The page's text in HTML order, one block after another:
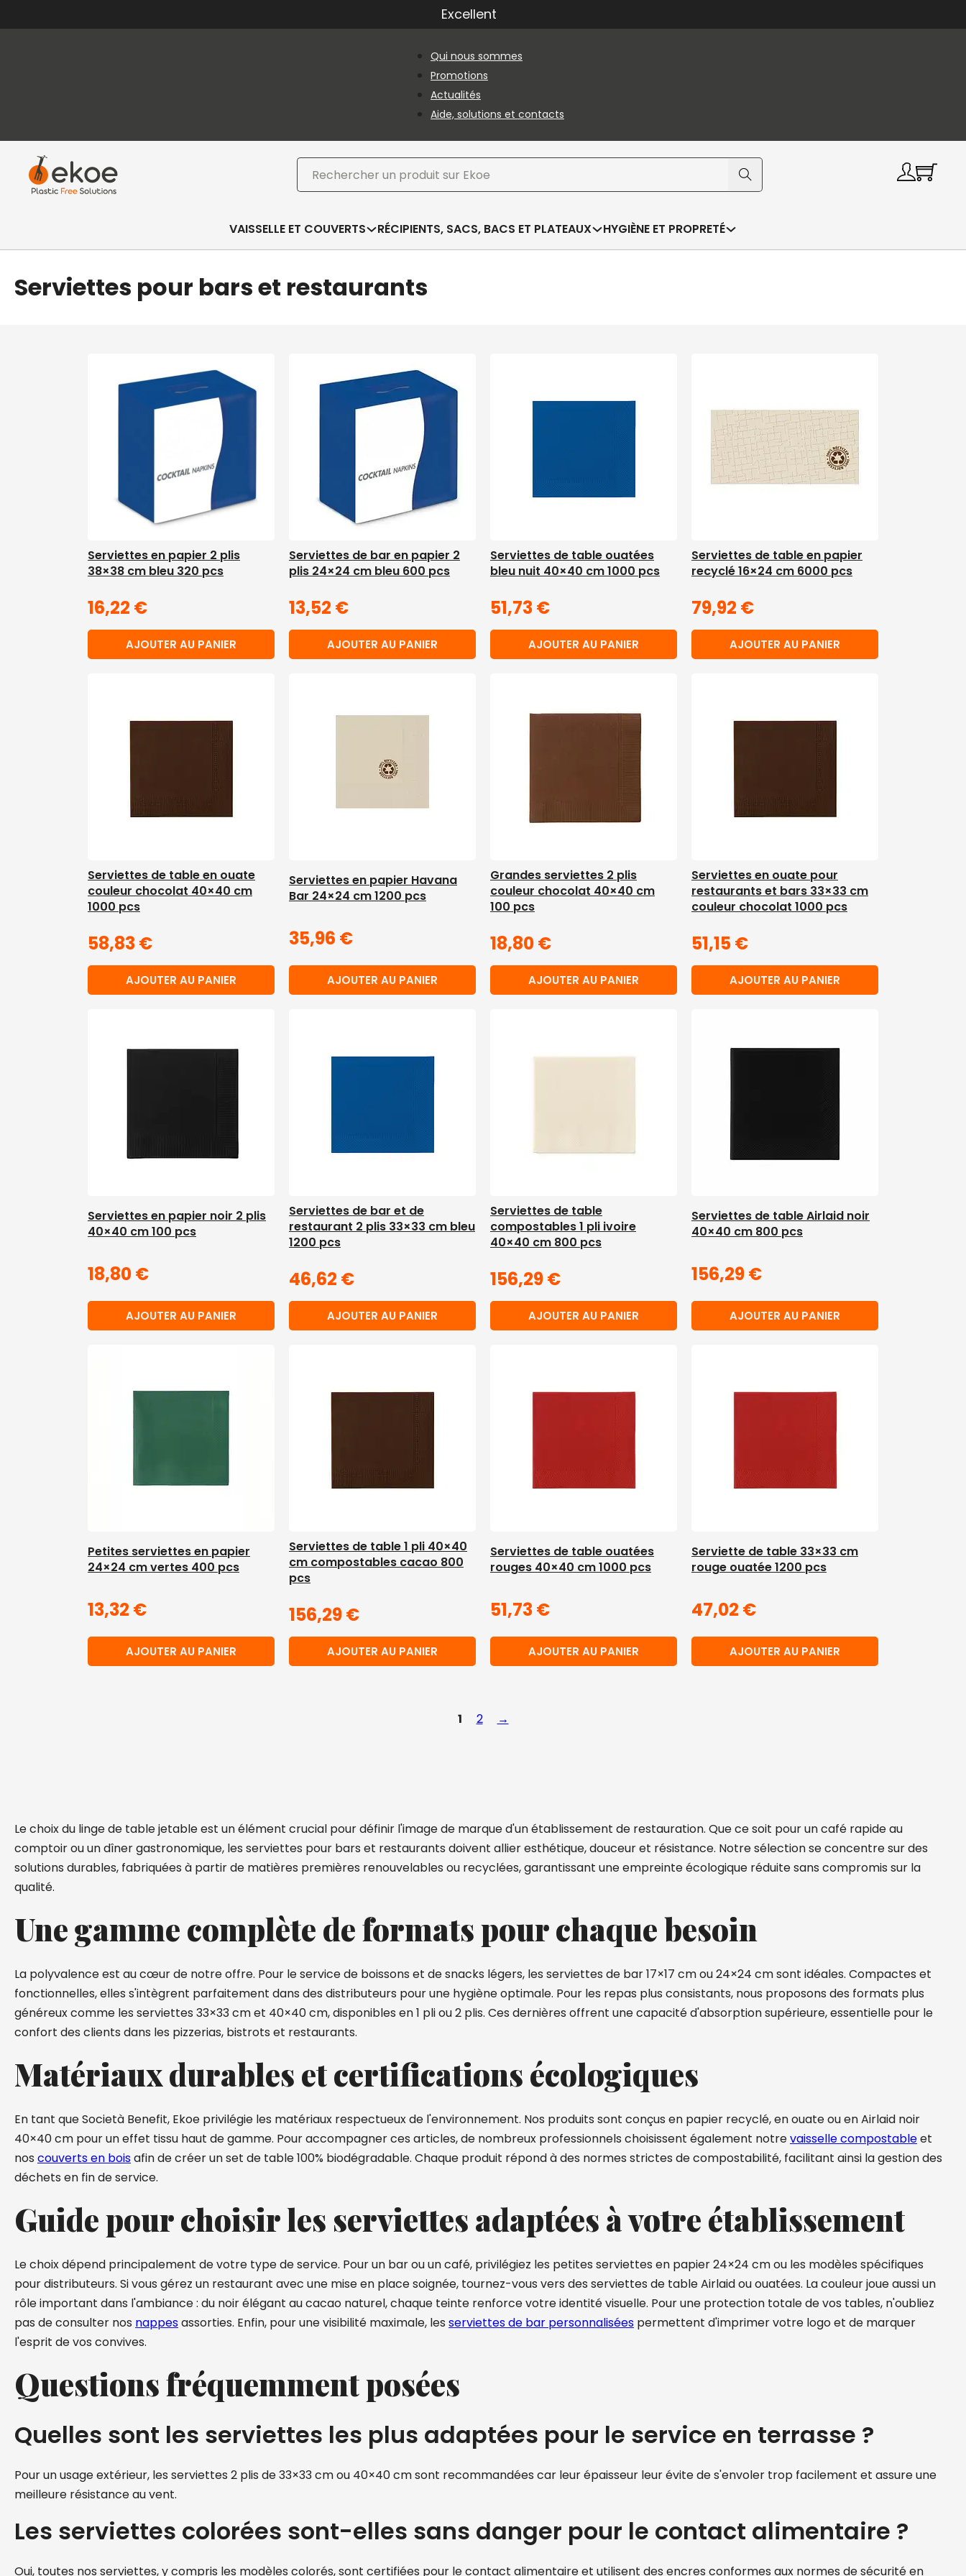
Excellent
Qui nous sommes
Promotions
Actualités
Aide, solutions et contacts
Rechercher
VAISSELLE ET COUVERTS RÉCIPIENTS, SACS, BACS ET PLATEAUX HYGIÈNE ET PROPRETÉ
Serviettes pour bars et restaurants
Serviettes en papier 2 plis
38×38 cm bleu 320 pcs
16,22 €
AJOUTER AU PANIER
Serviettes de bar en papier 2
plis 24×24 cm bleu 600 pcs
13,52 €
AJOUTER AU PANIER
Serviettes de table ouatées
bleu nuit 40×40 cm 1000 pcs
51,73€
AJOUTER AU PANIER
Serviettes de table en papier
recyclé 16×24 cm 6000 pcs
79,92 €
AJOUTER AU PANIER
Serviettes de table en ouate
couleur chocolat 40×40 cm
1000 pcs
58,83€
AJOUTER AU PANIER
Serviettes en papier Havana
Bar 24×24 cm 1200 pcs
35,96 €
AJOUTER AU PANIER
Grandes serviettes 2 plis
couleur chocolat 40×40 cm
100 pcs
18,80€
AJOUTER AU PANIER
Serviettes en ouate pour
restaurants et bars 33×33 cm
couleur chocolat 1000 pcs
51,15€
AJOUTER AU PANIER
Serviettes en papier noir 2 plis
40×40 cm 100 pcs
18,80€
AJOUTER AU PANIER
Serviettes de bar et de
restaurant 2 plis 33×33 cm bleu
1200 pcs
46,62 €
AJOUTER AU PANIER
Serviettes de table
compostables 1 pli ivoire
40×40 cm 800 pcs
156,29€
AJOUTER AU PANIER
Serviettes de table Airlaid noir
40×40 cm 800 pcs
156,29€
AJOUTER AU PANIER
Petites serviettes en papier
24×24 cm vertes 400 pcs
13,32 €
AJOUTER AU PANIER
Serviettes de table 1 pli 40×40
cm compostables cacao 800
pcs
156,29€
AJOUTER AU PANIER
Serviettes de table ouatées
rouges 40×40 cm 1000 pcs
51,73€
AJOUTER AU PANIER
Serviette de table 33×33 cm
rouge ouatée 1200 pcs
47,02 €
AJOUTER AU PANIER
1 2 →
Le choix du linge de table jetable est un élément crucial pour définir l'image de marque d'un établissement de restauration. Que ce soit pour un café rapide au
comptoir ou un dîner gastronomique, les serviettes pour bars et restaurants doivent allier esthétique, douceur et résistance. Notre sélection se concentre sur des
solutions durables, fabriquées à partir de matières premières renouvelables ou recyclées, garantissant une empreinte écologique réduite sans compromis sur la
qualité.
Une gamme complète de formats pour chaque besoin
La polyvalence est au cœur de notre offre. Pour le service de boissons et de snacks légers, les serviettes de bar 17×17 cm ou 24×24 cm sont idéales. Compactes et
fonctionnelles, elles s'intègrent parfaitement dans des distributeurs pour une hygiène optimale. Pour les repas plus consistants, nous proposons des formats plus
généreux comme les serviettes 33×33 cm et 40×40 cm, disponibles en 1 pli ou 2 plis. Ces dernières offrent une capacité d'absorption supérieure, essentielle pour le
confort des clients dans les pizzerias, bistrots et restaurants.
Matériaux durables et certifications écologiques
En tant que Società Benefit, Ekoe privilégie les matériaux respectueux de l'environnement. Nos produits sont conçus en papier recyclé, en ouate ou en Airlaid noir
40×40 cm pour un effet tissu haut de gamme. Pour accompagner ces articles, de nombreux professionnels choisissent également notrevaisselle compostableet
nos couverts en boisafin de créer un set de table 100% biodégradable. Chaque produit répond à des normes strictes de compostabilité, facilitant ainsi la gestion des
déchets en fin de service.
Guide pour choisir les serviettes adaptées à votre établissement
Le choix dépend principalement de votre type de service. Pour un bar ou un café, privilégiez les petites serviettes en papier 24×24 cm ou les modèles spécifiques
pour distributeurs. Si vous gérez un restaurant avec une mise en place soignée, tournez-vous vers des serviettes de table Airlaid ou ouatées. La couleur joue aussi un
rôle important dans l'ambiance : du noir élégant au cacao naturel, chaque teinte renforce votre identité visuelle. Pour une protection totale de vos tables, n'oubliez
pas de consulter nos nappesassorties. Enfin, pour une visibilité maximale, les serviettes de bar personnalisées permettent d'imprimer votre logo et de marquer
l'esprit de vos convives.
Questions fréquemment posées
Quelles sont les serviettes les plus adaptées pour le service en terrasse ?
Pour un usage extérieur, les serviettes 2 plis de 33×33 cm ou 40×40 cm sont recommandées car leur épaisseur leur évite de s'envoler trop facilement et assure une
meilleure résistance au vent.
Les serviettes colorées sont-elles sans danger pour le contact alimentaire ?
Oui, toutes nos serviettes, y compris les modèles colorés, sont certifiées pour le contact alimentaire et utilisent des encres conformes aux normes de sécurité en